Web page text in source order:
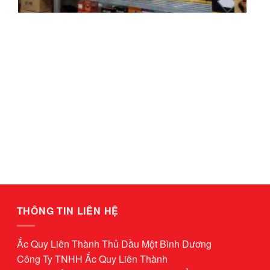
THÔNG TIN LIÊN HỆ
Ắc Quy Liên Thành Thủ Dầu Một Bình Dương
Công Ty TNHH Ắc Quy Liên Thành